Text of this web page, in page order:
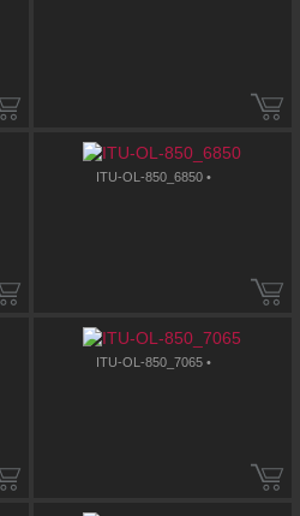
ITU-OL-850_6850 •
ITU-OL-850_7065 •